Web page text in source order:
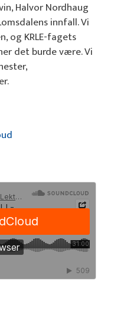
Halvor Nordhaug
innfall. Vi
og KRLE-fagets
det burde være. Vi